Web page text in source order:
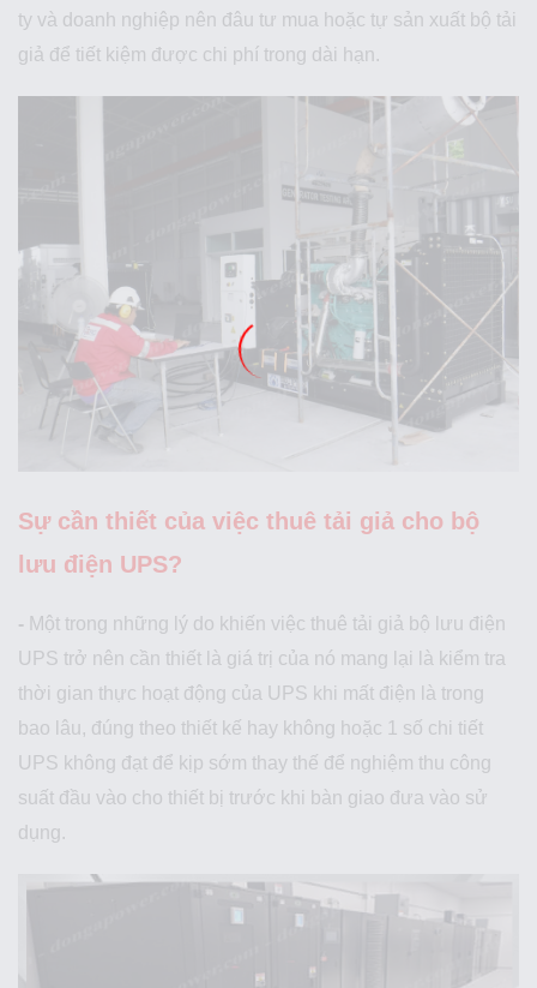
ty và doanh nghiệp nên đâu tư mua hoặc tự sản xuất bộ tải
giả để tiết kiệm được chi phí trong dài hạn.
Sự cần thiết của việc thuê tải giả cho bộ
lưu điện UPS?
- Một trong những lý do khiến việc thuê tải giả bộ lưu điện
UPS trở nên cần thiết là giá trị của nó mang lại là kiểm tra
thời gian thực hoạt động của UPS khi mất điện là trong
bao lâu, đúng theo thiết kế hay không hoặc 1 số chi tiết
UPS không đạt để kịp sớm thay thế để nghiệm thu công
suất đầu vào cho thiết bị trước khi bàn giao đưa vào sử
dụng.